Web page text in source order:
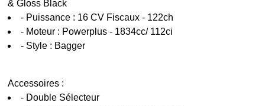
& Gloss Black
- Puissance : 16 CV Fiscaux - 122ch
- Moteur : Powerplus - 1834cc/ 112ci
- Style : Bagger
Accessoires :
- Double Sélecteur